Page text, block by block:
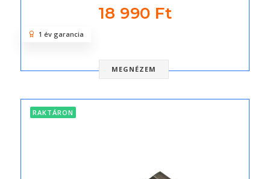
18 990 Ft
MEGNÉZEM
1 év garancia
RAKTÁRON